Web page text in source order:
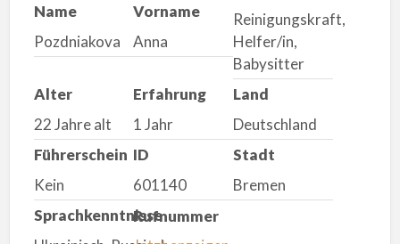
Name
Pozdniakova
Vorname
Anna
Reinigungskraft,
Helfer/in,
Babysitter
Alter
22 Jahre alt
Erfahrung
1 Jahr
Land
Deutschland
Führerschein
Kein
ID
601140
Stadt
Bremen
SprachkenntnisseRufnummer